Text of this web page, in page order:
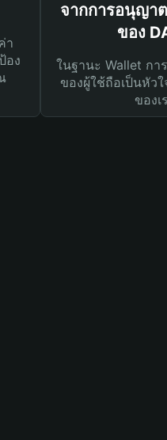
า
อง
จากการอนุญา
ของ
ในฐานะ Wallet กา
ของผู้ใช้ถือเป็นหัว
ของเ